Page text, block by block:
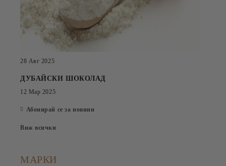
28 Авг 2025
ДУБАЙСКИ ШОКОЛАД
12 Мар 2025
Абонирай се за новини
Виж всички
МАРКИ